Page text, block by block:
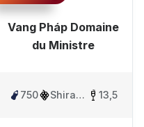
Vang Pháp Domaine
du Ministre
750mlShiraz
13,5%